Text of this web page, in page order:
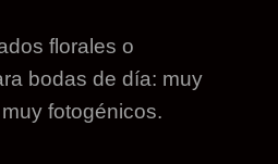
florales o
bodas de día: muy
fotogénicos.